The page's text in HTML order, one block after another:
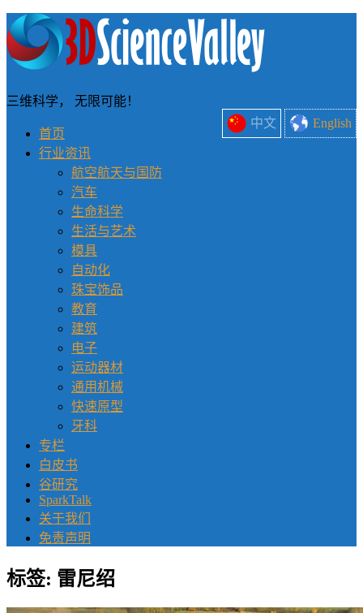
中文 English
三维科学， 无限可能！
首页
行业资讯
航空航天与国防
汽车
生命科学
生活与艺术
模具
自动化
珠宝饰品
教育
建筑
电子
运动器材
通用机械
快速原型
牙科
专栏
白皮书
谷研究
SparkTalk
关于我们
免责声明
标签: 雷尼绍